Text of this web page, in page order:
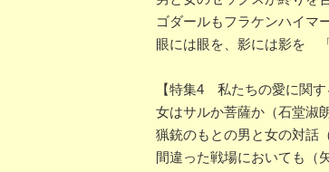
ゴダールもフラケンハイマ
眼には眼を、影には影を
【特集4 私たちの愛に関
女はサルか菩薩か（石堂淑朗
猟銃のもとの男と女の対話
間違った戦場においても（